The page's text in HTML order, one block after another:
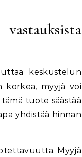
keskustelun
korkea, myyjä voi
tuote säästää
yhdistää hinnan
Myyjä